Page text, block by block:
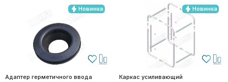
Новинка
Адаптер герметичного ввода
Новинка
Каркас усиливающий